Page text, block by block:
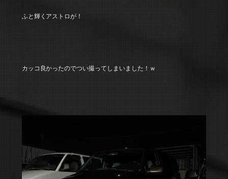
ふと輝くアストロが！
カッコ良かったのでつい撮ってしまいました！ｗ